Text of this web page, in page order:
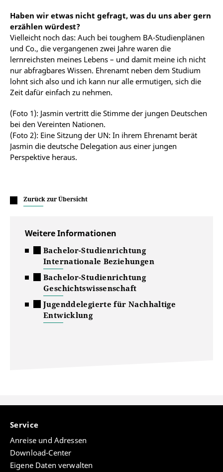
Haben wir etwas nicht gefragt, was du uns aber gern
erzählen würdest?
Vielleicht noch das: Auch bei toughem BA-Studienplänen
und Co., die vergangenen zwei Jahre waren die
lernreichsten meines Lebens – und damit meine ich nicht
nur abfragbares Wissen. Ehrenamt neben dem Studium
lohnt sich also und ich kann nur alle ermutigen, sich die
Zeit dafür einfach zu nehmen.
(Foto 1): Jasmin vertritt die Stimme der jungen Deutschen
bei den Vereinten Nationen.
(Foto 2): Eine Sitzung der UN: In ihrem Ehrenamt berät
Jasmin die deutsche Delegation aus einer jungen
Perspektive heraus.
Zurück zur Übersicht
Weitere Informationen
Bachelor-Studienrichtung
Internationale Beziehungen
Bachelor-Studienrichtung
Geschichtswissenschaft
Jugenddelegierte für Nachhaltige
Entwicklung
Service
Anreise und Adressen
Download-Center
Eigene Daten verwalten